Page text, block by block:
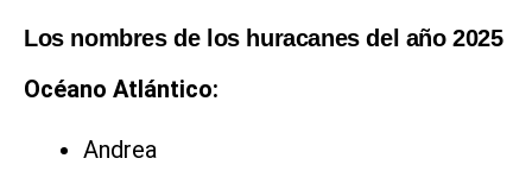
Los nombres de los huracanes del año 2025
Océano Atlántico:
Andrea